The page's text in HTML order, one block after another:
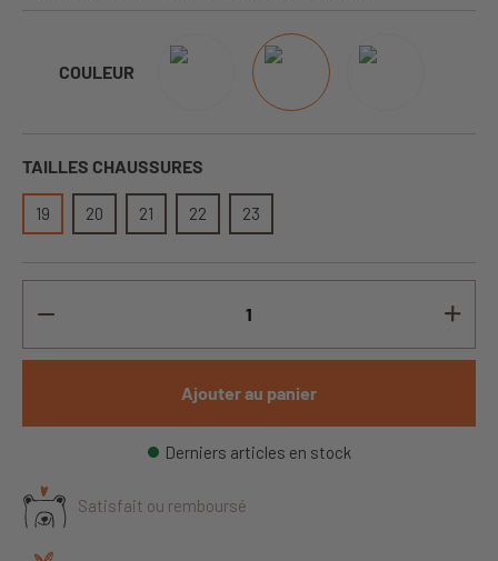
COULEUR
TAILLES CHAUSSURES
19 20 21 22 23
Ajouter au panier
Derniers articles en stock
Satisfait ou remboursé